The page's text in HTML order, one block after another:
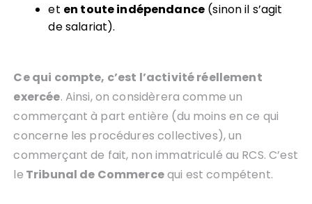
et en toute indépendance (sinon il s’agit
de salariat).
Ce qui compte, c’est l’activité réellement
exercée. Ainsi, on considèrera comme un
commerçant à part entière (du moins en ce qui
concerne les procédures collectives), un
commerçant de fait, non immatriculé au RCS. C’est
le Tribunal de Commercequi est compétent.